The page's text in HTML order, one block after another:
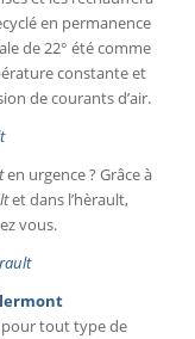
en permanence
de 22° été comme
constante et
de courants d’air.
en urgence ? Grâce à
et dans l’hèrault,
vous.
tout type de